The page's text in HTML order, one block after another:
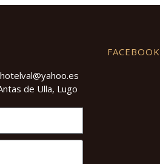
hotelval@yahoo.es
de Ulla, Lugo
FACEBOOK